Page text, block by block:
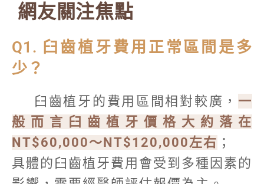
網友關注焦點
Q1. 臼齒植牙費用正常區間是多
少？
臼齒植牙的費用區間相對較廣， 一
般而言臼齒植牙價格大約落在
NT$60,000～NT$120,000左右 ；
具體的臼齒植牙費用會受到多種因素的